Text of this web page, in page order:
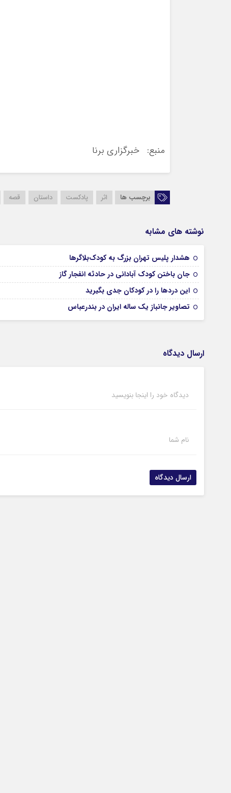
منبع: خبرگزاری برنا
برچسب ها اثر پادکست داستان قصه
نوشته های مشابه
هشدار پلیس تهران بزرگ به کودک‌بلاگرها
جان باختن کودک آبادانی در حادثه انفجار گاز
این درد‌ها را در کودکان جدی بگیرید
تصاویر جانباز یک ساله ایران در بندرعباس
ارسال دیدگاه
دیدگاه خود را اینجا بنویسید
نام شما